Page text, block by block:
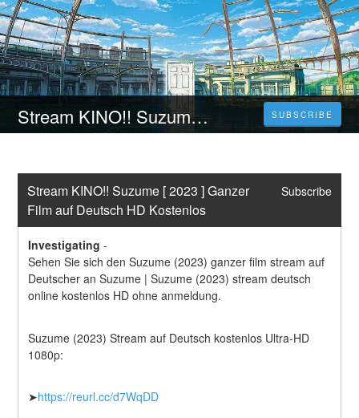
Stream KINO!! Suzume [ 2023 ] Ganzer Film auf Deutsch HD Kostenlos SUBSCRIBE
Stream KINO!! Suzume [ 2023 ] Ganzer
Film auf Deutsch HD Kostenlos
Subscribe
Investigating -
Sehen Sie sich den Suzume (2023) ganzer film stream auf
Deutscher an Suzume | Suzume (2023) stream deutsch
online kostenlos HD ohne anmeldung.
Suzume (2023) Stream auf Deutsch kostenlos Ultra-HD
1080p:
➤https://reurl.cc/d7WqDD